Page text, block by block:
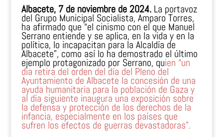
Albacete, 7 de noviembre de 2024.La portavoz
del Grupo Municipal Socialista, Amparo Torres,
ha afirmado que “el cinismo con el que Manuel
Serrano entiende y se aplica, en la vida y en la
política, lo incapacitan para la Alcaldía de
Albacete”, como así lo ha demostrado el último
ejemplo protagonizado por Serrano, quien “un
día retira del orden del día del Pleno del
Ayuntamiento de Albacete la concesión de una
ayuda humanitaria para la población de Gaza y
al día siguiente inaugura una exposición sobre
la defensa y protección de los derechos de la
infancia, especialmente en los países que
sufren los efectos de guerras devastadoras”.